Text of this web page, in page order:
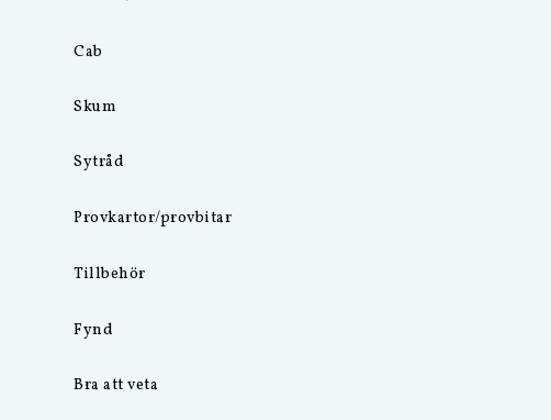
Cab
Skum
Sytråd
Provkartor/provbitar
Tillbehör
Fynd
Bra att veta